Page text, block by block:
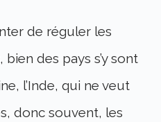
de réguler les
bien des pays s’y sont
l’Inde, qui ne veut
donc souvent, les